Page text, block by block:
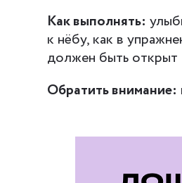
Как выполнять:
к нёбу, как в
должен быть открыт
Обратить внимание: